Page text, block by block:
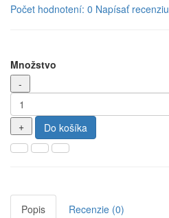
Počet hodnotení: 0 Napísať recenziu
Množstvo
Do košíka
Popis Recenzie (0)